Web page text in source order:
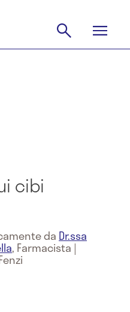
cibi
da Dr.ssa
, Farmacista |